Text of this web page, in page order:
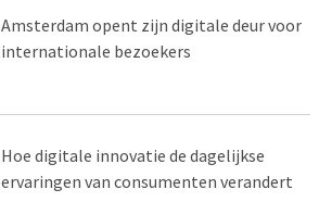
Amsterdam opent zijn digitale deur voor
internationale bezoekers
Hoe digitale innovatie de dagelijkse
ervaringen van consumenten verandert